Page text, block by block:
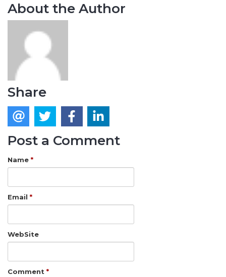
About the Author
Share
Post a Comment
Name *
Email *
WebSite
Comment *